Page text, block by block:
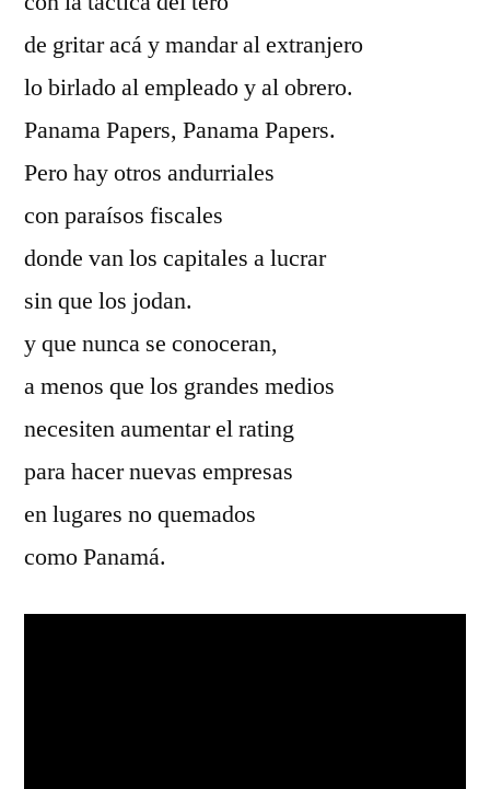
de gritar acá y mandar al extranjero
lo birlado al empleado y al obrero.
Panama Papers, Panama Papers.
Pero hay otros andurriales
con paraísos fiscales
donde van los capitales a lucrar
sin que los jodan.
y que nunca se conoceran,
a menos que los grandes medios
necesiten aumentar el rating
para hacer nuevas empresas
en lugares no quemados
como Panamá.